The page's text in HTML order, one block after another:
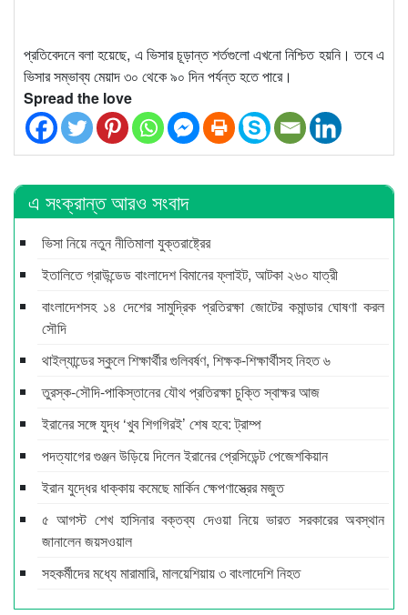
প্রতিবেদনে বলা হয়েছে, এ ভিসার চূড়ান্ত শর্তগুলো এখনো নিশ্চিত হয়নি। তবে এ
ভিসার সম্ভাব্য মেয়াদ ৩০ থেকে ৯০ দিন পর্যন্ত হতে পারে।
Spread the love
এ সংক্রান্ত আরও সংবাদ
ভিসা নিয়ে নতুন নীতিমালা যুক্তরাষ্ট্রের
ইতালিতে গ্রাউন্ডেড বাংলাদেশ বিমানের ফ্লাইট, আটকা ২৬০ যাত্রী
বাংলাদেশসহ ১৪ দেশের সামুদ্রিক প্রতিরক্ষা জোটের কমান্ডার ঘোষণা করল
সৌদি
থাইল্যান্ডের স্কুলে শিক্ষার্থীর গুলিবর্ষণ, শিক্ষক-শিক্ষার্থীসহ নিহত ৬
তুরস্ক-সৌদি-পাকিস্তানের যৌথ প্রতিরক্ষা চুক্তি স্বাক্ষর আজ
ইরানের সঙ্গে যুদ্ধ ‘খুব শিগগিরই’ শেষ হবে: ট্রাম্প
পদত্যাগের গুঞ্জন উড়িয়ে দিলেন ইরানের প্রেসিডেন্ট পেজেশকিয়ান
ইরান যুদ্ধের ধাক্কায় কমেছে মার্কিন ক্ষেপণাস্ত্রের মজুত
৫ আগস্ট শেখ হাসিনার বক্তব্য দেওয়া নিয়ে ভারত সরকারের অবস্থান
জানালেন জয়সওয়াল
সহকর্মীদের মধ্যে মারামারি, মালয়েশিয়ায় ৩ বাংলাদেশি নিহত